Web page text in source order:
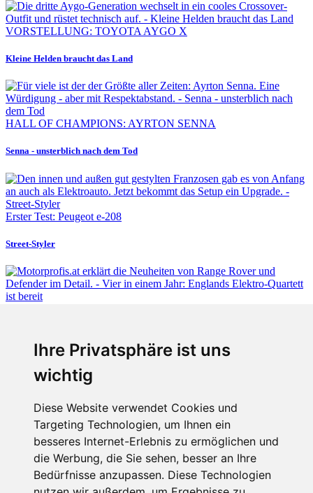
Ihre Privatsphäre ist uns
wichtig
Diese Website verwendet Cookies und
Targeting Technologien, um Ihnen ein
besseres Internet-Erlebnis zu ermöglichen und
die Werbung, die Sie sehen, besser an Ihre
Bedürfnisse anzupassen. Diese Technologien
VORSTELLUNG: TOYOTA AYGO X
Kleine Helden braucht das Land
HALL OF CHAMPIONS: AYRTON SENNA
Senna - unsterblich nach dem Tod
Erster Test: Peugeot e-208
Street-Styler
Vier in einem Jahr: Englands Elektro-Quartett ist bereit
Fabian Steiner
Auto heißt Auto: Wie man die Klimaanlage bedient (und wie nicht)